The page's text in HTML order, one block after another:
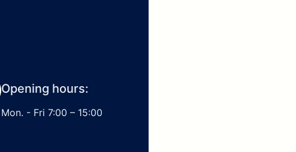
Opening hours:
Mon. - Fri 7:00 – 15:00